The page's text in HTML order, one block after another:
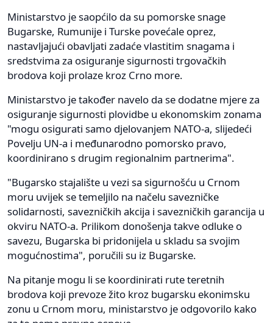
Ministarstvo je saopćilo da su pomorske snage
Bugarske, Rumunije i Turske povećale oprez,
nastavljajući obavljati zadaće vlastitim snagama i
sredstvima za osiguranje sigurnosti trgovačkih
brodova koji prolaze kroz Crno more.
Ministarstvo je također navelo da se dodatne mjere za
osiguranje sigurnosti plovidbe u ekonomskim zonama
"mogu osigurati samo djelovanjem NATO-a, slijedeći
Povelju UN-a i međunarodno pomorsko pravo,
koordinirano s drugim regionalnim partnerima".
"Bugarsko stajalište u vezi sa sigurnošću u Crnom
moru uvijek se temeljilo na načelu savezničke
solidarnosti, savezničkih akcija i savezničkih garancija u
okviru NATO-a. Prilikom donošenja takve odluke o
savezu, Bugarska bi pridonijela u skladu sa svojim
mogućnostima", poručili su iz Bugarske.
Na pitanje mogu li se koordinirati rute teretnih
brodova koji prevoze žito kroz bugarsku ekonimsku
zonu u Crnom moru, ministarstvo je odgovorilo kako